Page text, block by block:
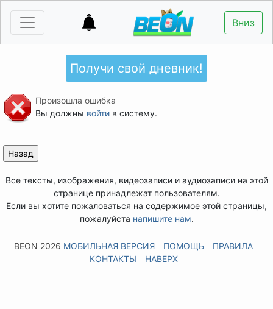
Вниз
Получи свой дневник!
Произошла ошибка
Вы должны войтив систему.
Все тексты, изображения, видеозаписи и аудиозаписи на этой
странице принадлежат пользователям.
Если вы хотите пожаловаться на содержимое этой страницы,
пожалуйста напишите нам.
BEON 2026 МОБИЛЬНАЯ ВЕРСИЯ ПОМОЩЬ
ПРАВИЛА
КОНТАКТЫ
НАВЕРХ